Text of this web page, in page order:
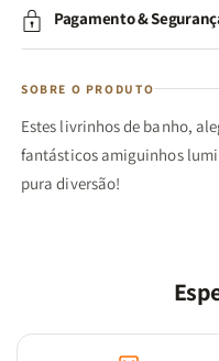
Pagamento &
SOBRE O PRODUTO
Estes livrinhos de banho,
fantásticos amiguinhos
pura diversão!